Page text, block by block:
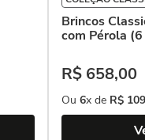
Brincos
com Pérola
R$ 658,00
Ou 6x de R$ 109